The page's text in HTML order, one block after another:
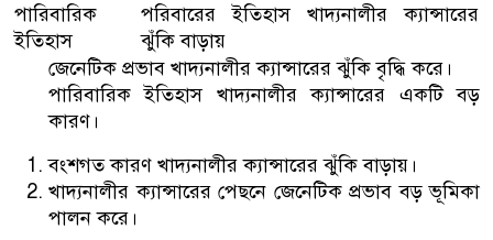
পারিবারিক
ইতিহাস
পরিবারের ইতিহাস খাদ্যনালীর ক্যান্সারের
ঝুঁকি বাড়ায়
জেনেটিক প্রভাব খাদ্যনালীর ক্যান্সারের ঝুঁকি বৃদ্ধি করে।
পারিবারিক ইতিহাস খাদ্যনালীর ক্যান্সারের একটি বড়
কারণ।
বংশগত কারণ খাদ্যনালীর ক্যান্সারের ঝুঁকি বাড়ায়।
খাদ্যনালীর ক্যান্সারের পেছনে জেনেটিক প্রভাব বড় ভূমিকা
পালন করে।